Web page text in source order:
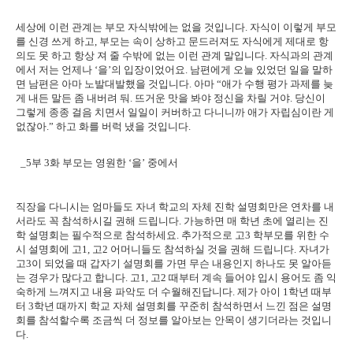
세상에 이런 관계는 부모 자식밖에는 없을 것입니다 자식이 이렇게 부모
를 신경 쓰게 하고 부모는 속이 상하고 문드러져도 자식에게 제대로 항
의도 못 하고 항상 져 줄 수밖에 없는 이런 관계 말입니다 자식과의 관계
에서 저는 언제나 ‘을’의 입장이었어요 남편에게 오늘 있었던 일을 말하
면 남편은 아마 노발대발했을 것입니다 아마 “애가 수행 평가 과제를 늦
게 내든 말든 좀 내버려 둬 뜨거운 맛을 봐야 정신을 차릴 거야 당신이
그렇게 종종 걸음 치면서 일일이 커버하고 다니니까 애가 자립심이란 게
없잖아 .” 하고 화를 버럭 냈을 것입니다
_5부 3화 부모는 영원한 ‘을’ 중에서
직장을 다니시는 엄마들도 자녀 학교의 자체 진학 설명회만은 연차를 내
서라도 꼭 참석하시길 권해 드립니다 가능하면 매 학년 초에 열리는 진
학 설명회는 필수적으로 참석하세요 추가적으로 고3 학부모를 위한 수
시 설명회에 고 1, 고2 어머니들도 참석하실 것을 권해 드립니다 자녀가
고3이 되었을 때 갑자기 설명회를 가면 무슨 내용인지 하나도 못 알아듣
는 경우가 많다고 합니다 고 1, 고2 때부터 계속 들어야 입시 용어도 좀 익
숙하게 느껴지고 내용 파악도 더 수월해진답니다 제가 아이 1 학년 때부
터 3학년 때까지 학교 자체 설명회를 꾸준히 참석하면서 느낀 점은 설명
회를 참석할수록 조금씩 더 정보를 알아보는 안목이 생기더라는 것입니
다